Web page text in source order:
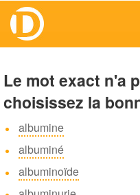
Le mot exact n'a
choisissez la
albumine
albuminé
albuminoïde